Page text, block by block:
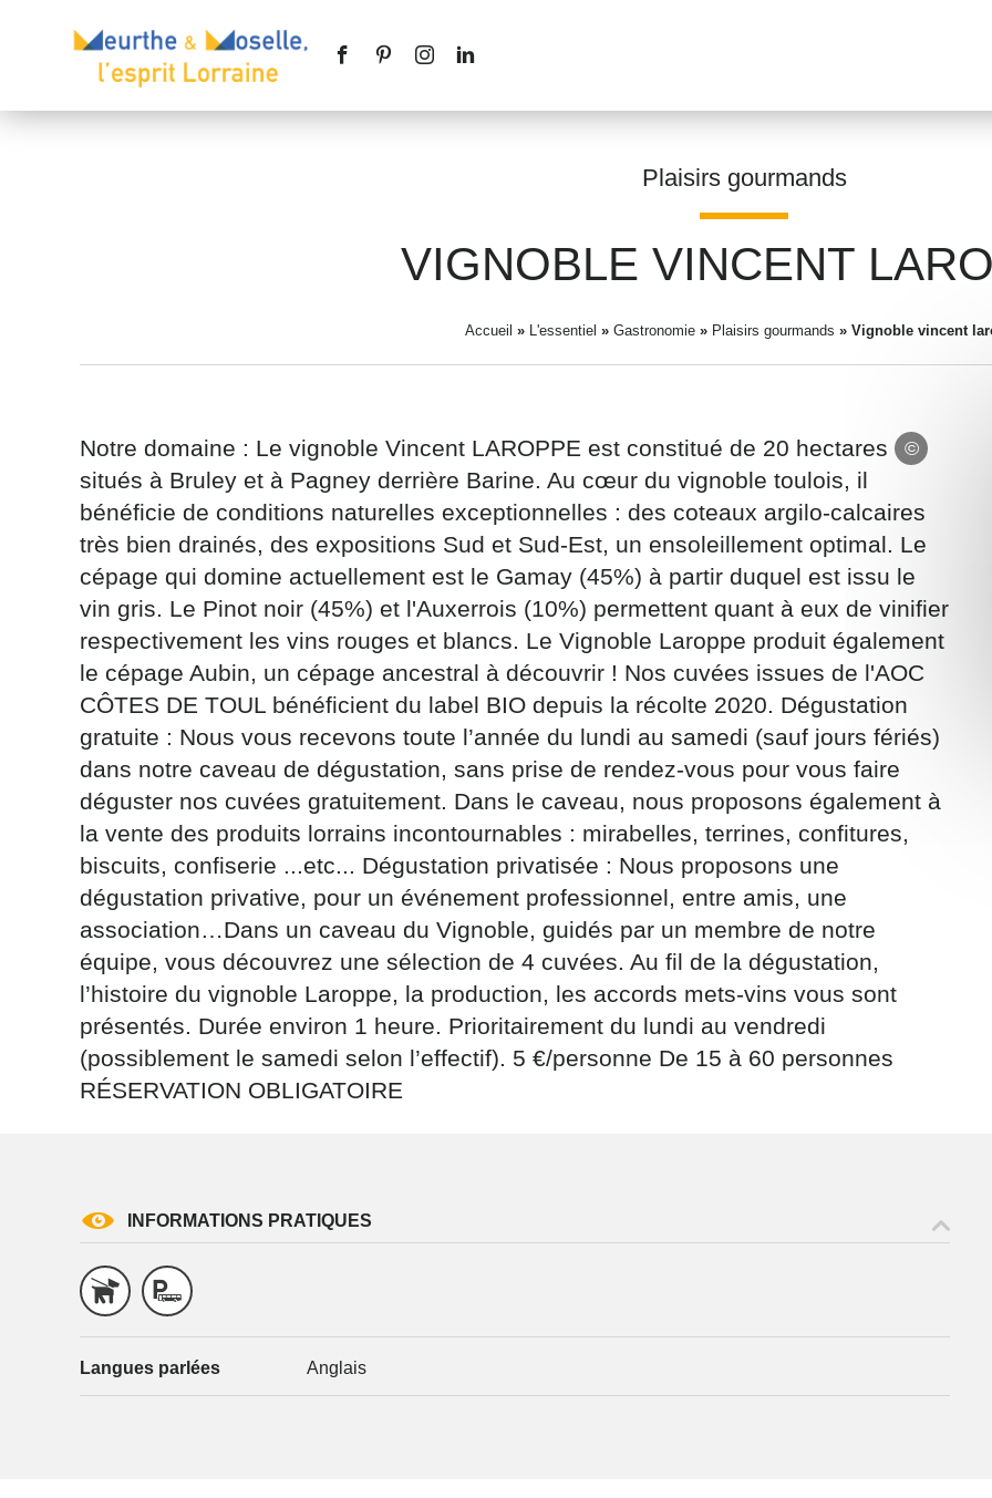
Plaisirs gourmands
VIGNOBLE VINCENT
Accueil » L'essentiel » Gastronomie» Plaisirs gourmands » Vignoble vincent
Notre domaine : Le vignoble Vincent LAROPPE est constitué de 20 hectares
situés à Bruley et à Pagney derrière Barine. Au cœur du vignoble toulois, il
bénéficie de conditions naturelles exceptionnelles : des coteaux argilo-calcaires
très bien drainés, des expositions Sud et Sud-Est, un ensoleillement optimal. Le
cépage qui domine actuellement est le Gamay (45%) à partir duquel est issu le
vin gris. Le Pinot noir (45%) et l'Auxerrois (10%) permettent quant à eux de vinifier
respectivement les vins rouges et blancs. Le Vignoble Laroppe produit également
le cépage Aubin, un cépage ancestral à découvrir ! Nos cuvées issues de l'AOC
CÔTES DE TOUL bénéficient du label BIO depuis la récolte 2020. Dégustation
gratuite : Nous vous recevons toute l’année du lundi au samedi (sauf jours fériés)
dans notre caveau de dégustation, sans prise de rendez-vous pour vous faire
déguster nos cuvées gratuitement. Dans le caveau, nous proposons également à
la vente des produits lorrains incontournables : mirabelles, terrines, confitures,
biscuits, confiserie ...etc... Dégustation privatisée : Nous proposons une
dégustation privative, pour un événement professionnel, entre amis, une
association…Dans un caveau du Vignoble, guidés par un membre de notre
équipe, vous découvrez une sélection de 4 cuvées. Au fil de la dégustation,
l’histoire du vignoble Laroppe, la production, les accords mets-vins vous sont
présentés. Durée environ 1 heure. Prioritairement du lundi au vendredi
(possiblement le samedi selon l’effectif). 5 €/personne De 15 à 60 personnes
RÉSERVATION OBLIGATOIRE
INFORMATIONS PRATIQUES
Langues parlées Anglais
Nom* Prénom
Message*
Les informations recueillies à partir de ce formulaire sont nécessaires au traitement de
(sauf mention contraire). Vous disposez d’un droit d’accès, de rectification et d’opposition
vous concernant, que vous pouvez exercer en adressant une demande par courriel à
tourisme@departement54.fr ou par courrier signé accompagné de la copie d’un titre
l’adresse suivante : Meurthe & Moselle Tourisme - 48 esplanade Jacques-Baudot CO
NANCY cedex